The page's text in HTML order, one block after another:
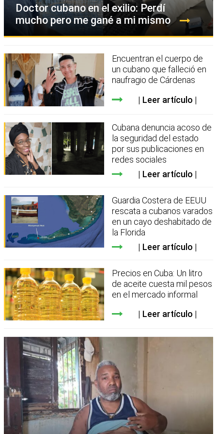
Doctor cubano en el exilio: Perdí
mucho pero me gané a mi mismo
Encuentran el cuerpo de
un cubano que falleció en
naufragio de Cárdenas
Leer artículo
Cubana denuncia acoso de
la seguridad del estado
por sus publicaciones en
redes sociales
Leer artículo
Guardia Costera de EEUU
rescata a cubanos varados
en un cayo deshabitado de
la Florida
Leer artículo
Precios en Cuba: Un litro
de aceite cuesta mil pesos
en el mercado informal
Leer artículo